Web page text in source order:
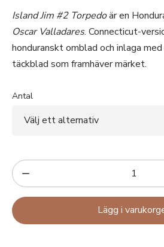
Island Jim #2 Torpedoär en
Oscar Valladares. Connecticut-
honduranskt omblad och inlaga
täckblad som framhäver märket.
Antal
Lägg i